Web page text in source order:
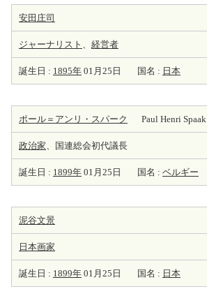
安田庄司
ジャーナリスト 、 経営者
誕生日 : 1895年 01月25日 国名 : 日本
ポール＝アンリ・スパーク Paul Henri Spaak
政治家、国連総会初代議長
誕生日 : 1899年 01月25日 国名 : ベルギー
泥谷文景
日本画家
誕生日 : 1899年 01月25日 国名 : 日本